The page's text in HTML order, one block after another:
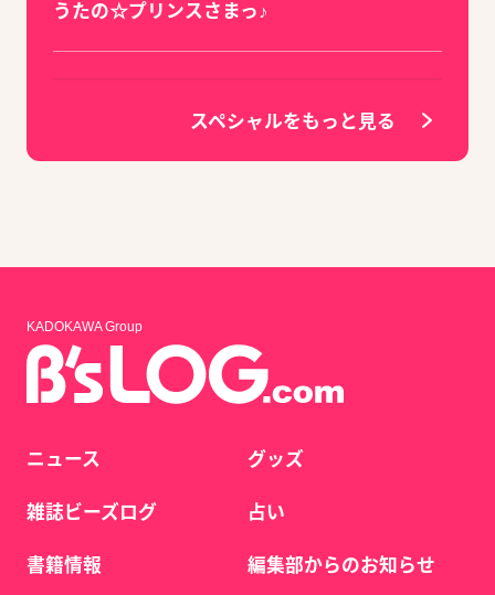
うたの☆プリンスさまっ♪
スペシャルをもっと見る
KADOKAWA Group
ニュース
雑誌ビーズログ
書籍情報
グッズ
占い
編集部からのお知らせ